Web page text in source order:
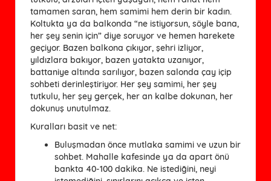
tamamen saran, hem samimi hem derin bir kadın.
Koltukta ya da balkonda “ne istiyorsun, söyle bana,
her şey senin için” diye soruyor ve hemen harekete
geçiyor. Bazen balkona çıkıyor, şehri izliyor,
yıldızlara bakıyor, bazen yatakta uzanıyor,
battaniye altında sarılıyor, bazen salonda çay içip
sohbeti derinleştiriyor. Her şey samimi, her şey
tutkulu, her şey gerçek, her an kalbe dokunan, her
dokunuş unutulmaz.
Kuralları basit ve net:
Buluşmadan önce mutlaka samimi ve uzun bir
sohbet. Mahalle kafesinde ya da apart önü
bankta 40-100 dakika. Ne istediğini, neyi